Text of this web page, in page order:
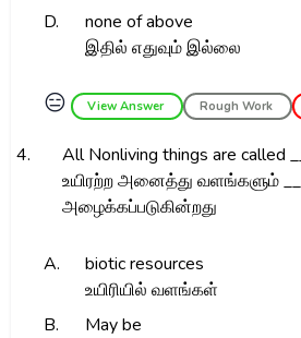
D.
none of above
இதில் எதுவும் இல்லை
😑 View Answer Rough Work
4.
All Nonliving things are called
உயிரற்ற அனைத்து வளங்களும்
அழைக்கப்படுகின்றது
A.
biotic resources
உயிரியில் வளங்கள்
B.
May be